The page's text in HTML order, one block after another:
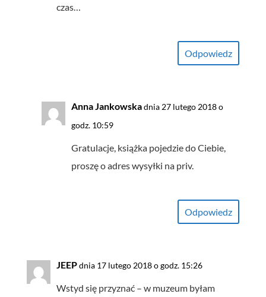
czas…
Odpowiedz
Anna Jankowskadnia 27 lutego 2018 o
godz. 10:59
Gratulacje, książka pojedzie do Ciebie,
proszę o adres wysyłki na priv.
Odpowiedz
JEEPdnia 17 lutego 2018 o godz. 15:26
Wstyd się przyznać – w muzeum byłam